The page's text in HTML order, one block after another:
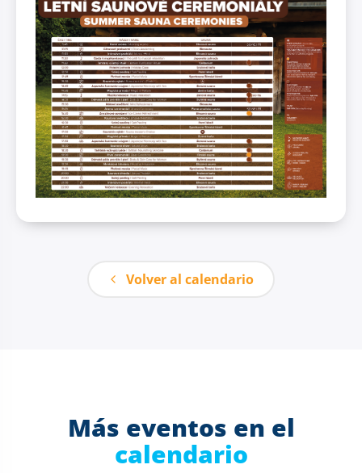
Volver al calendario
Más eventos en el
calendario